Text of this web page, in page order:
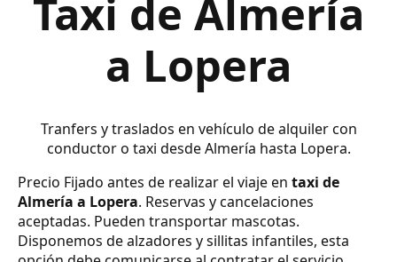
Taxi de Almería
a Lopera
Tranfers y traslados en vehículo de alquiler con
conductor o taxi desde Almería hasta Lopera.
Precio Fijado antes de realizar el viaje en taxi de
Almería a Lopera. Reservas y cancelaciones
aceptadas. Pueden transportar mascotas.
Disponemos de alzadores y sillitas infantiles, esta